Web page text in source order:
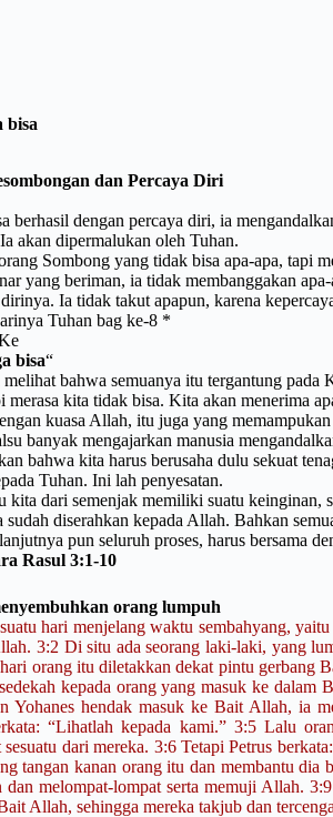
bisa
dan Percaya Diri
berhasil dengan percaya diri, ia
akan dipermalukan oleh Tuhan.
Sombong yang tidak bisa apa-apa, tapi
yang beriman, ia tidak membanggakan
Ia tidak takut apapun, karena
Tuhan bag ke-8 *
bisa“
bahwa semuanya itu tergantung
merasa kita tidak bisa. Kita akan menerima
kuasa Allah, itu juga yang
banyak mengajarkan manusia
bahwa kita harus berusaha dulu sekuat
Tuhan. Ini lah penyesatan.
kita dari semenjak memiliki suatu keinginan,
sudah diserahkan kepada Allah. Bahkan
pun seluruh proses, harus bersama
Rasul 3:1-10
orang lumpuh
hari menjelang waktu sembahyang,
3:2 Di situ ada seorang laki-laki, yang
orang itu diletakkan dekat pintu gerbang
kepada orang yang masuk ke
Yohanes hendak masuk ke Bait Allah, ia
“Lihatlah kepada kami.” 3:5 Lalu
sesuatu dari mereka. 3:6 Tetapi Petrus
tangan kanan orang itu dan membantu
melompat-lompat serta memuji Allah.
Allah, sehingga mereka takjub dan